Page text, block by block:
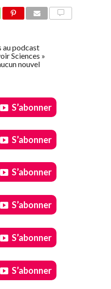
au podcast
Sciences »
nouvel
S’abonner
S’abonner
S’abonner
S’abonner
S’abonner
S’abonner